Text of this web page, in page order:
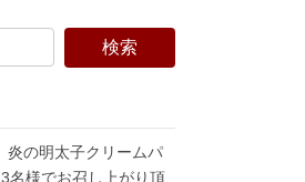
炎の明太子クリームパ
様でお召し上がり頂